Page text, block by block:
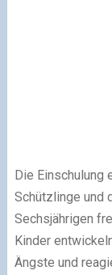
Die Einschulung
Schützlinge und
Sechsjährigen
Kinder
Ängste und